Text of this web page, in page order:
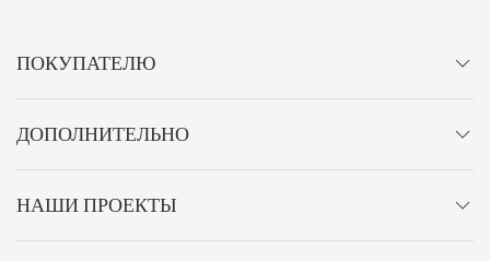
ПОКУПАТЕЛЮ
ДОПОЛНИТЕЛЬНО
НАШИ ПРОЕКТЫ